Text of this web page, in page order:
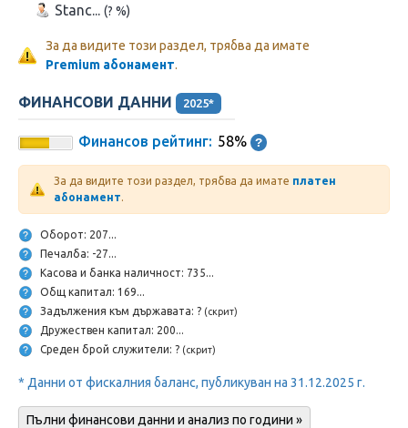
Stanc... (? %)
За да видите този раздел, трябва да имате
Premium абонамент.
ФИНАНСОВИ ДАННИ 2025*
Финансов рейтинг: 58%
За да видите този раздел, трябва да имате платен
абонамент.
Оборот: 207...
Печалба: -27...
Касова и банка наличност: 735...
Общ капитал: 169...
Задължения към държавата: ? (скрит)
Дружествен капитал: 200...
Среден брой служители: ? (скрит)
* Данни от фискалния баланс, публикуван на 31.12.2025 г.
Пълни финансови данни и анализ по години »